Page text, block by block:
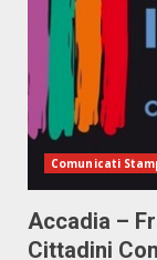
Comunicati
Accadia –
Cittadini